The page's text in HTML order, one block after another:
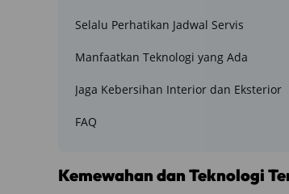
Selalu Perhatikan Jadwal Servis
Manfaatkan Teknologi yang Ada
Jaga Kebersihan Interior dan Eksterior
FAQ
Kemewahan dan Teknologi